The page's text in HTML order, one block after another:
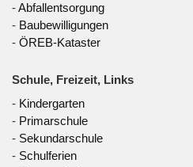
-Abfallentsorgung
- Baubewilligungen
- ÖREB-Kataster
Schule, Freizeit, Links
- Kindergarten
- Primarschule
- Sekundarschule
- Schulferien